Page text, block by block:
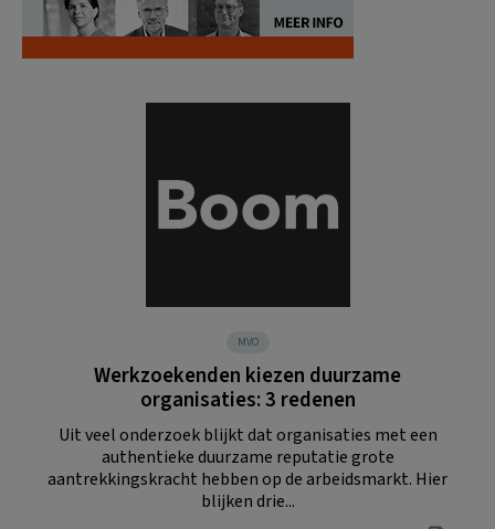
MVO
Werkzoekenden kiezen duurzame
organisaties: 3 redenen
Uit veel onderzoek blijkt dat organisaties met een
authentieke duurzame reputatie grote
aantrekkingskracht hebben op de arbeidsmarkt. Hier
blijken drie...